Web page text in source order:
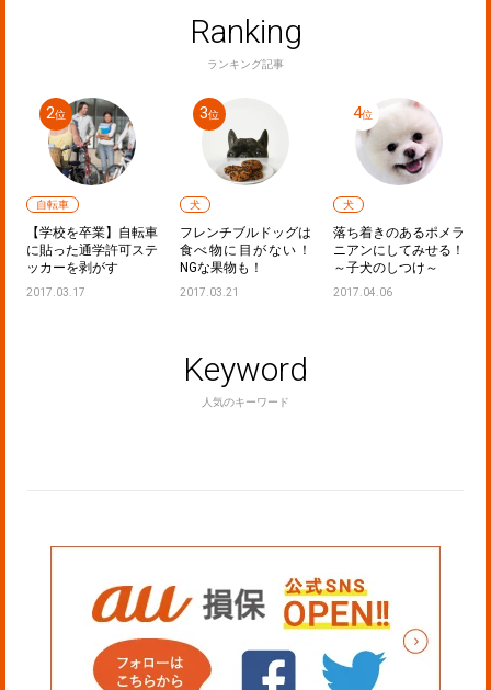
Ranking
ランキング記事
自転車
【学校を卒業】自転車
に貼った通学許可ステ
ッカーを剥がす
2017.03.17
犬
フレンチブルドッグは
食べ物に目がない！
NGな果物も！
2017.03.21
犬
落ち着きのあるポメラ
ニアンにしてみせる！
～子犬のしつけ～
2017.04.06
Keyword
人気のキーワード